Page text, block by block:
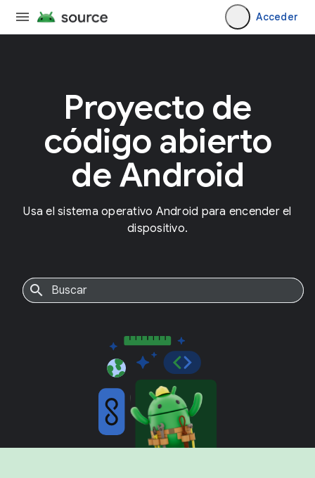
Acceder
Proyecto de
código abierto
de Android
Usa el sistema operativo Android para encender el
dispositivo.